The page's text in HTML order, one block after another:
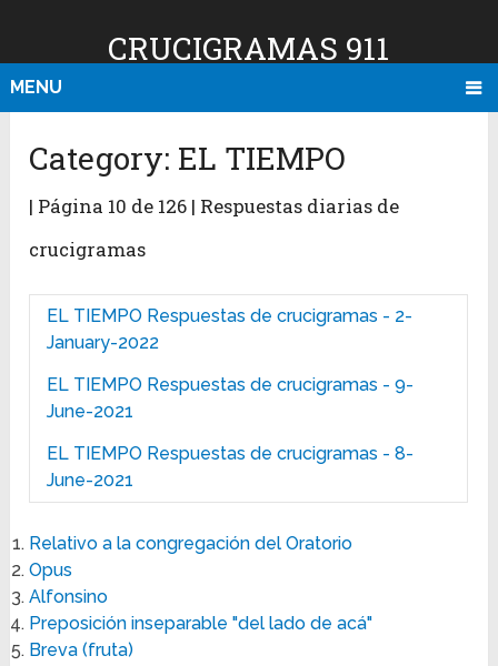
CRUCIGRAMAS 911
MENU
Category: EL TIEMPO
| Página 10 de 126 | Respuestas diarias de
crucigramas
EL TIEMPO Respuestas de crucigramas - 2-
January-2022
EL TIEMPO Respuestas de crucigramas - 9-
June-2021
EL TIEMPO Respuestas de crucigramas - 8-
June-2021
Relativo a la congregación del Oratorio
Opus
Alfonsino
Preposición inseparable "del lado de acá"
Breva (fruta)